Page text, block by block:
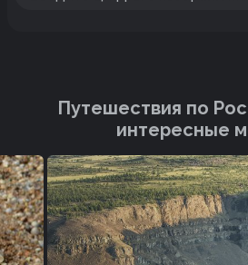
Путешествия по
интересные